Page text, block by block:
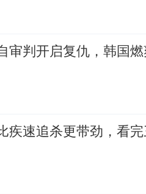
审判开启复仇，韩国
疾速追杀更带劲，看